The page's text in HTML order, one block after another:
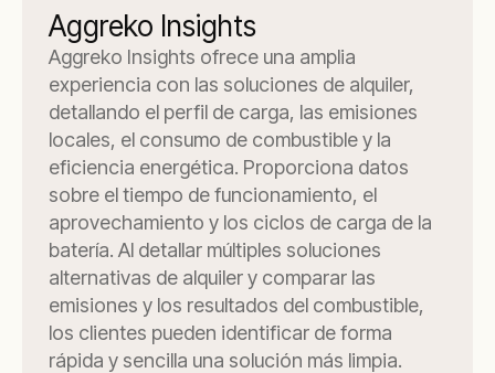
Aggreko Insights
Aggreko Insights ofrece una amplia
experiencia con las soluciones de alquiler,
detallando el perfil de carga, las emisiones
locales, el consumo de combustible y la
eficiencia energética. Proporciona datos
sobre el tiempo de funcionamiento, el
aprovechamiento y los ciclos de carga de la
batería. Al detallar múltiples soluciones
alternativas de alquiler y comparar las
emisiones y los resultados del combustible,
los clientes pueden identificar de forma
rápida y sencilla una solución más limpia.